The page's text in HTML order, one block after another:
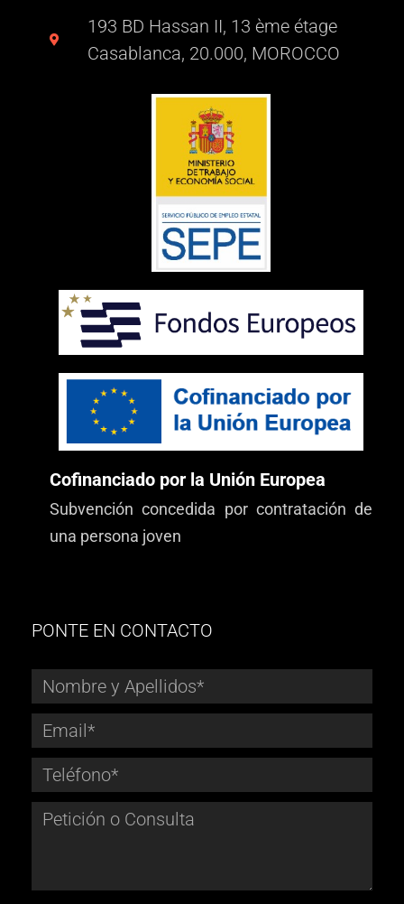
193 BD Hassan II, 13 ème étage
Casablanca, 20.000, MOROCCO
Cofinanciado por la Unión Europea
Subvención concedida por contratación de
una persona joven
PONTE EN CONTACTO